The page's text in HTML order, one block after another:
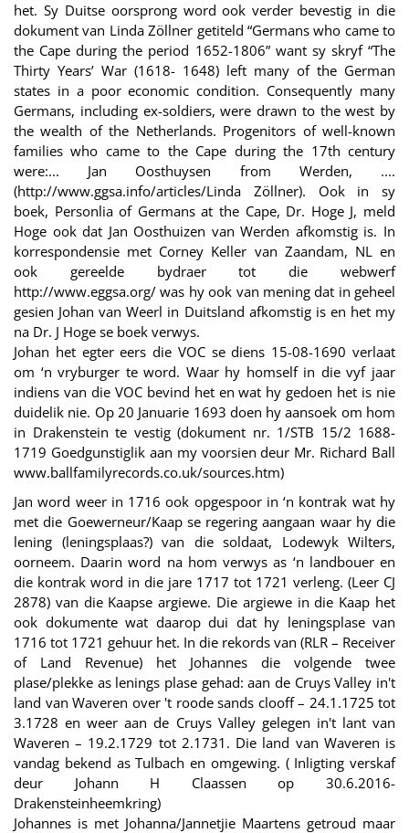
het. Sy Duitse oorsprong word ook verder bevestig in die
dokument van Linda Zöllner getiteld “Germans who came to
the Cape during the period 1652-1806” want sy skryf “The
Thirty Years’ War (1618- 1648) left many of the German
states in a poor economic condition. Consequently many
Germans, including ex-soldiers, were drawn to the west by
the wealth of the Netherlands. Progenitors of well-known
families who came to the Cape during the 17th century
were:... Jan Oosthuysen from Werden, ....
(http://www.ggsa.info/articles/Linda Zöllner). Ook in sy
boek, Personlia of Germans at the Cape, Dr. Hoge J, meld
Hoge ook dat Jan Oosthuizen van Werden afkomstig is. In
korrespondensie met Corney Keller van Zaandam, NL en
ook gereelde bydraer tot die webwerf
http://www.eggsa.org/ was hy ook van mening dat in geheel
gesien Johan van Weerl in Duitsland afkomstig is en het my
na Dr. J Hoge se boek verwys.
Johan het egter eers die VOC se diens 15-08-1690 verlaat
om ‘n vryburger te word. Waar hy homself in die vyf jaar
indiens van die VOC bevind het en wat hy gedoen het is nie
duidelik nie. Op 20 Januarie 1693 doen hy aansoek om hom
in Drakenstein te vestig (dokument nr. 1/STB 15/2 1688-
1719 Goedgunstiglik aan my voorsien deur Mr. Richard Ball
www.ballfamilyrecords.co.uk/sources.htm)
Jan word weer in 1716 ook opgespoor in ‘n kontrak wat hy
met die Goewerneur/Kaap se regering aangaan waar hy die
lening (leningsplaas?) van die soldaat, Lodewyk Wilters,
oorneem. Daarin word na hom verwys as ‘n landbouer en
die kontrak word in die jare 1717 tot 1721 verleng. (Leer CJ
2878) van die Kaapse argiewe. Die argiewe in die Kaap het
ook dokumente wat daarop dui dat hy leningsplase van
1716 tot 1721 gehuur het. In die rekords van (RLR – Receiver
of Land Revenue) het Johannes die volgende twee
plase/plekke as lenings plase gehad: aan de Cruys Valley in't
land van Waveren over 't roode sands clooff – 24.1.1725 tot
3.1728 en weer aan de Cruys Valley gelegen in't lant van
Waveren – 19.2.1729 tot 2.1731. Die land van Waveren is
vandag bekend as Tulbach en omgewing. ( Inligting verskaf
deur Johann H Claassen op 30.6.2016-
Drakensteinheemkring)
Johannes is met Johanna/Jannetjie Maartens getroud maar